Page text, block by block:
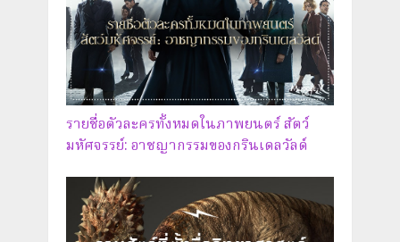
รายชื่อตัวละครทั้งหมดในภาพยนตร์ สัตว์
มหัศจรรย์: อาชญากรรมของกรินเดลวัลด์